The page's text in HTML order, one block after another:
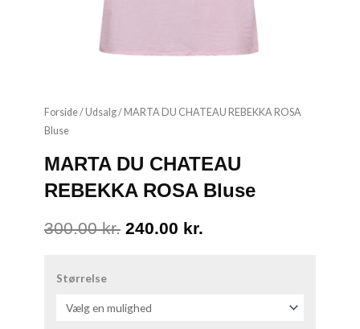
Forside/ Udsalg/ MARTA DU CHATEAU REBEKKA ROSA
Bluse
MARTA DU CHATEAU
REBEKKA ROSA Bluse
300.00kr. Den
var:
240.00 kr.
Størrelse
DU
REBEKKA